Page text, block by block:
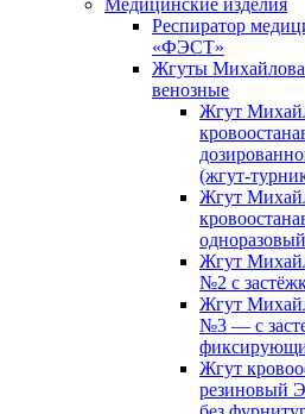
Медицинские изделия
Респиратор
«ФЭСТ»
Жгуты Михайлова
венозные
Жгут
(жгут-
Жгут
Жгут
№2 с
Жгут
№3 — с
Жгут
резиновый